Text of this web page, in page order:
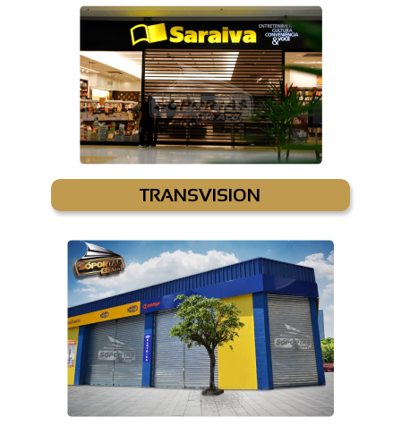
TRANSVISION